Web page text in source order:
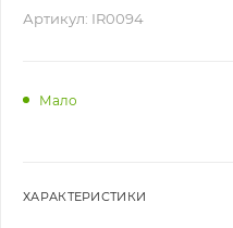
Артикул: IR0094
Мало
ХАРАКТЕРИСТИКИ